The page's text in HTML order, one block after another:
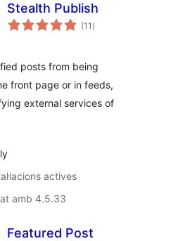
Stealth Publish
(11 puntuacions
totals
)
posts from being
front page or in feeds,
external services of
actives
amb 4.5.33
Featured Post